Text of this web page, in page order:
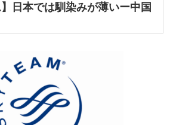
】日本では馴染みが薄いー中国